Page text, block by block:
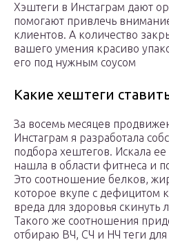
Хэштеги в Инстаграм дают
помогают привлечь
клиентов. А количество
вашего умения красиво
его под нужным соусом
Какие хештеги
За восемь месяцев
Инстаграм я разработала
подбора хештегов. Искала
нашла в области фитнеса и
Это соотношение белков,
которое вкупе с дефицитом
вреда для здоровья
Такого же соотношения
отбираю ВЧ, СЧ и НЧ теги для